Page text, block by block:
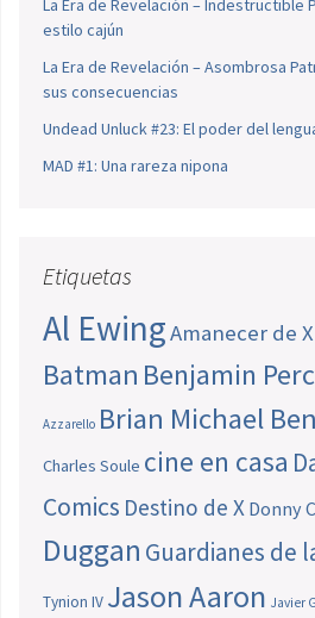
La Era de Revelación – Indestructible
estilo cajún
La Era de Revelación – Asombrosa
sus consecuencias
Undead Unluck #23: El poder del
MAD #1: Una rareza nipona
Etiquetas
Al EwingAmanecer de X
Batman Benjamin
Azzarello Brian Michael
Charles Soule cine en casa
Comics Destino de X Donny
Duggan Guardianes de
Tynion IV Jason Aaron Javier